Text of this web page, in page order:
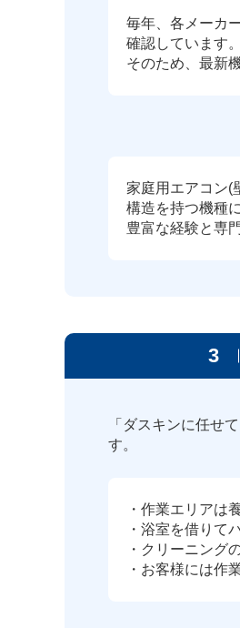
毎年、各メーカ
確認しています。
そのため、最新
家庭用エアコン(
構造を持つ機種
豊富な経験と専
3
「ダスキンに任せ
す。
・作業エリアは
・浴室を借りて
・クリーニング
・お客様には作